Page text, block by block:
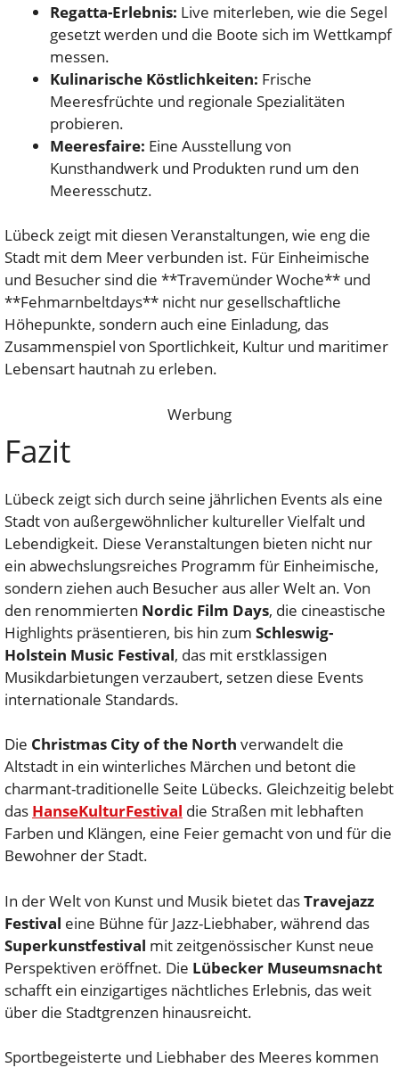
Regatta-Erlebnis: Live miterleben, wie die Segel
gesetzt werden und die Boote sich im Wettkampf
messen.
Kulinarische Köstlichkeiten: Frische
Meeresfrüchte und regionale Spezialitäten
probieren.
Meeresfaire: Eine Ausstellung von
Kunsthandwerk und Produkten rund um den
Meeresschutz.
Lübeck zeigt mit diesen Veranstaltungen, wie eng die
Stadt mit dem Meer verbunden ist. Für Einheimische
und Besucher sind die **Travemünder Woche** und
**Fehmarnbeltdays** nicht nur gesellschaftliche
Höhepunkte, sondern auch eine Einladung, das
Zusammenspiel von Sportlichkeit, Kultur und maritimer
Lebensart hautnah zu erleben.
Werbung
Fazit
Lübeck zeigt sich durch seine jährlichen Events als eine
Stadt von außergewöhnlicher kultureller Vielfalt und
Lebendigkeit. Diese Veranstaltungen bieten nicht nur
ein abwechslungsreiches Programm für Einheimische,
sondern ziehen auch Besucher aus aller Welt an. Von
den renommierten Nordic Film Days, die cineastische
Highlights präsentieren, bis hin zum Schleswig-
Holstein Music Festival, das mit erstklassigen
Musikdarbietungen verzaubert, setzen diese Events
internationale Standards.
Die Christmas City of the North verwandelt die
Altstadt in ein winterliches Märchen und betont die
charmant-traditionelle Seite Lübecks. Gleichzeitig belebt
das HanseKulturFestival die Straßen mit lebhaften
Farben und Klängen, eine Feier gemacht von und für die
Bewohner der Stadt.
In der Welt von Kunst und Musik bietet dasTravejazz
Festival eine Bühne für Jazz-Liebhaber, während das
Superkunstfestival mit zeitgenössischer Kunst neue
Perspektiven eröffnet. Die Lübecker Museumsnacht
schafft ein einzigartiges nächtliches Erlebnis, das weit
über die Stadtgrenzen hinausreicht.
Sportbegeisterte und Liebhaber des Meeres kommen